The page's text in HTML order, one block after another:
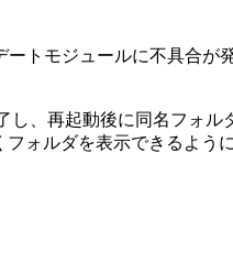
ートモジュールに不具合が
、再起動後に同名フォル
ォルダを表示できるよう